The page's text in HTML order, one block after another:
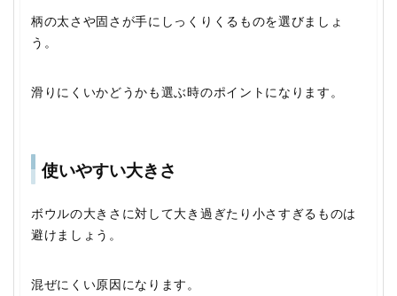
柄の太さや固さが手にしっくりくるものを選びましょ
う。
滑りにくいかどうかも選ぶ時のポイントになります。
使いやすい大きさ
ボウルの大きさに対して大き過ぎたり小さすぎるものは
避けましょう。
混ぜにくい原因になります。